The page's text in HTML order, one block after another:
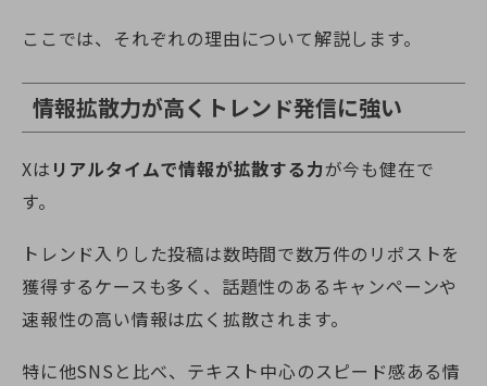
ここでは、それぞれの理由について解説します。
情報拡散力が高くトレンド発信に強い
Xは リアルタイムで情報が拡散する力が今も健在で
す。
トレンド入りした投稿は数時間で数万件のリポストを
獲得するケースも多く、話題性のあるキャンペーンや
速報性の高い情報は広く拡散されます。
特に他SNSと比べ、テキスト中心のスピード感ある情